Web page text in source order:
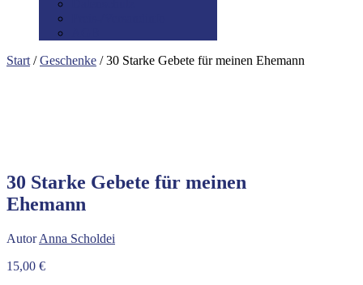
Start /Geschenke / 30 Starke Gebete für meinen Ehemann
30 Starke Gebete für meinen
Ehemann
AutorAnna Scholdei
15,00 €